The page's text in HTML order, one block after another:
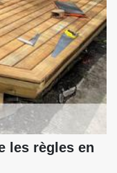
les règles en